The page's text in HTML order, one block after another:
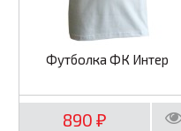
Футболка ФК Интер
890 ₽